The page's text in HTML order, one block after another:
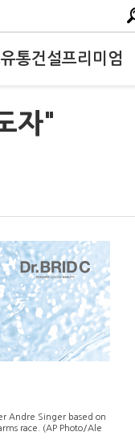
유통건설프리미엄
자"
Andre Singer based on
race. (AP Photo/Ale